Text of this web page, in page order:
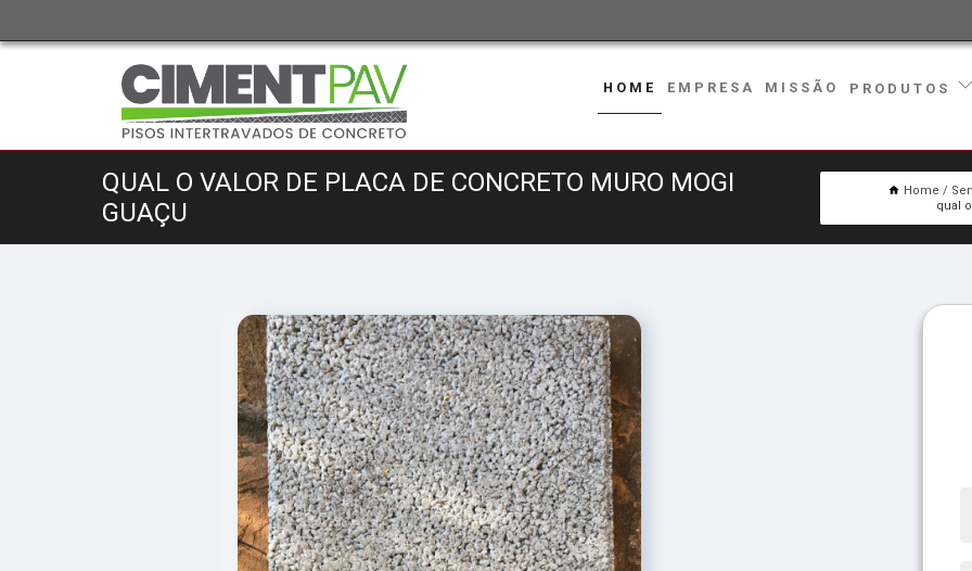
HOME EMPRESA MISSÃO PRODUTOS
QUAL O VALOR DE PLACA DE CONCRETO MURO MOGI
GUAÇU
Home
qual